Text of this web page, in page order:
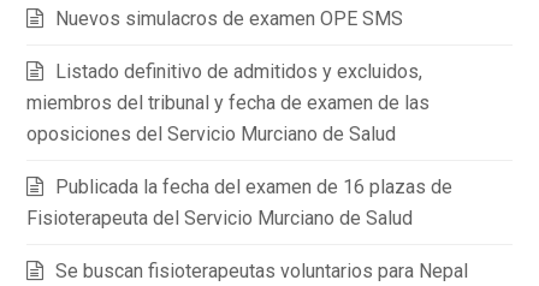
Nuevos simulacros de examen OPE SMS
Listado definitivo de admitidos y excluidos,
miembros del tribunal y fecha de examen de las
oposiciones del Servicio Murciano de Salud
Publicada la fecha del examen de 16 plazas de
Fisioterapeuta del Servicio Murciano de Salud
Se buscan fisioterapeutas voluntarios para Nepal